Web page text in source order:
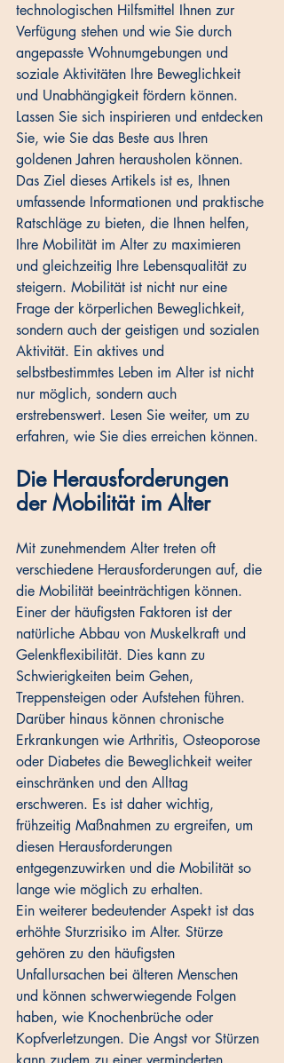
technologischen Hilfsmittel Ihnen zur
Verfügung stehen und wie Sie durch
angepasste Wohnumgebungen und
soziale Aktivitäten Ihre Beweglichkeit
und Unabhängigkeit fördern können.
Lassen Sie sich inspirieren und entdecken
Sie, wie Sie das Beste aus Ihren
goldenen Jahren herausholen können.
Das Ziel dieses Artikels ist es, Ihnen
umfassende Informationen und praktische
Ratschläge zu bieten, die Ihnen helfen,
Ihre Mobilität im Alter zu maximieren
und gleichzeitig Ihre Lebensqualität zu
steigern. Mobilität ist nicht nur eine
Frage der körperlichen Beweglichkeit,
sondern auch der geistigen und sozialen
Aktivität. Ein aktives und
selbstbestimmtes Leben im Alter ist nicht
nur möglich, sondern auch
erstrebenswert. Lesen Sie weiter, um zu
erfahren, wie Sie dies erreichen können.
Die Herausforderungen
der Mobilität im Alter
Mit zunehmendem Alter treten oft
verschiedene Herausforderungen auf, die
die Mobilität beeinträchtigen können.
Einer der häufigsten Faktoren ist der
natürliche Abbau von Muskelkraft und
Gelenkflexibilität. Dies kann zu
Schwierigkeiten beim Gehen,
Treppensteigen oder Aufstehen führen.
Darüber hinaus können chronische
Erkrankungen wie Arthritis, Osteoporose
oder Diabetes die Beweglichkeit weiter
einschränken und den Alltag
erschweren. Es ist daher wichtig,
frühzeitig Maßnahmen zu ergreifen, um
diesen Herausforderungen
entgegenzuwirken und die Mobilität so
lange wie möglich zu erhalten.
Ein weiterer bedeutender Aspekt ist das
erhöhte Sturzrisiko im Alter. Stürze
gehören zu den häufigsten
Unfallursachen bei älteren Menschen
und können schwerwiegende Folgen
haben, wie Knochenbrüche oder
Kopfverletzungen. Die Angst vor Stürzen